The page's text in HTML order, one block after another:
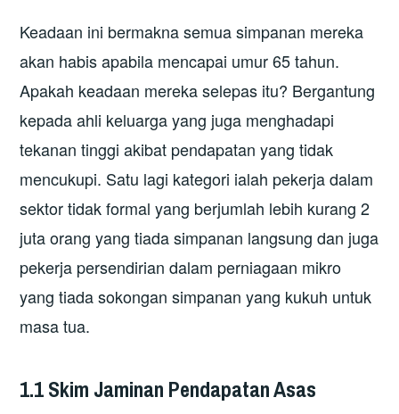
Keadaan ini bermakna semua simpanan mereka
akan habis apabila mencapai umur 65 tahun.
Apakah keadaan mereka selepas itu? Bergantung
kepada ahli keluarga yang juga menghadapi
tekanan tinggi akibat pendapatan yang tidak
mencukupi. Satu lagi kategori ialah pekerja dalam
sektor tidak formal yang berjumlah lebih kurang 2
juta orang yang tiada simpanan langsung dan juga
pekerja persendirian dalam perniagaan mikro
yang tiada sokongan simpanan yang kukuh untuk
masa tua.
1.1 Skim Jaminan Pendapatan Asas